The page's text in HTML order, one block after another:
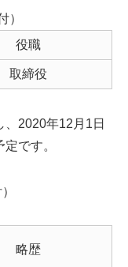
）
役職
取締役
2020年12月1日
です。
略歴